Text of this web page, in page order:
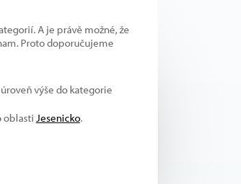
A je právě možné, že
Proto doporučujeme
výše do kategorie
oblasti Jesenicko.